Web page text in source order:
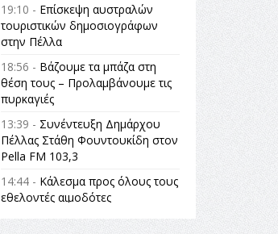
19:10 - Επίσκεψη αυστραλών
τουριστικών δημοσιογράφων
στην Πέλλα
18:56 - Βάζουμε τα μπάζα στη
θέση τους – Προλαμβάνουμε τις
πυρκαγιές
13:39 - Συνέντευξη Δημάρχου
Πέλλας Στάθη Φουντουκίδη στον
Pella FM 103,3
14:44 - Κάλεσμα προς όλους τους
εθελοντές αιμοδότες
14:23 -Όλη η Ελλάδα ένας